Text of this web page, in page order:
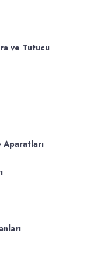
ve Tutucu
Aparatları